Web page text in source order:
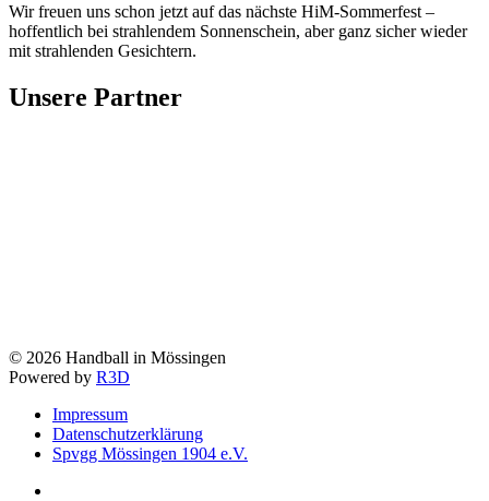
Wir freuen uns schon jetzt auf das nächste HiM-Sommerfest –
hoffentlich bei strahlendem Sonnenschein, aber ganz sicher wieder
mit strahlenden Gesichtern.
Unsere Partner
© 2026 Handball in Mössingen
Powered by R3D
Impressum
Datenschutzerklärung
Spvgg Mössingen 1904 e.V.